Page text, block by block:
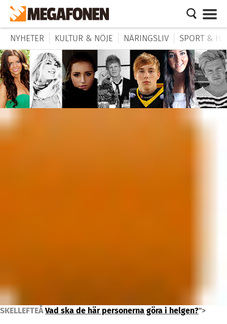
NYHETER KULTUR & NÖJE NÄRINGSLIV SPORT &
SKELLEFTEÅVad ska de här personerna göra i helgen?">